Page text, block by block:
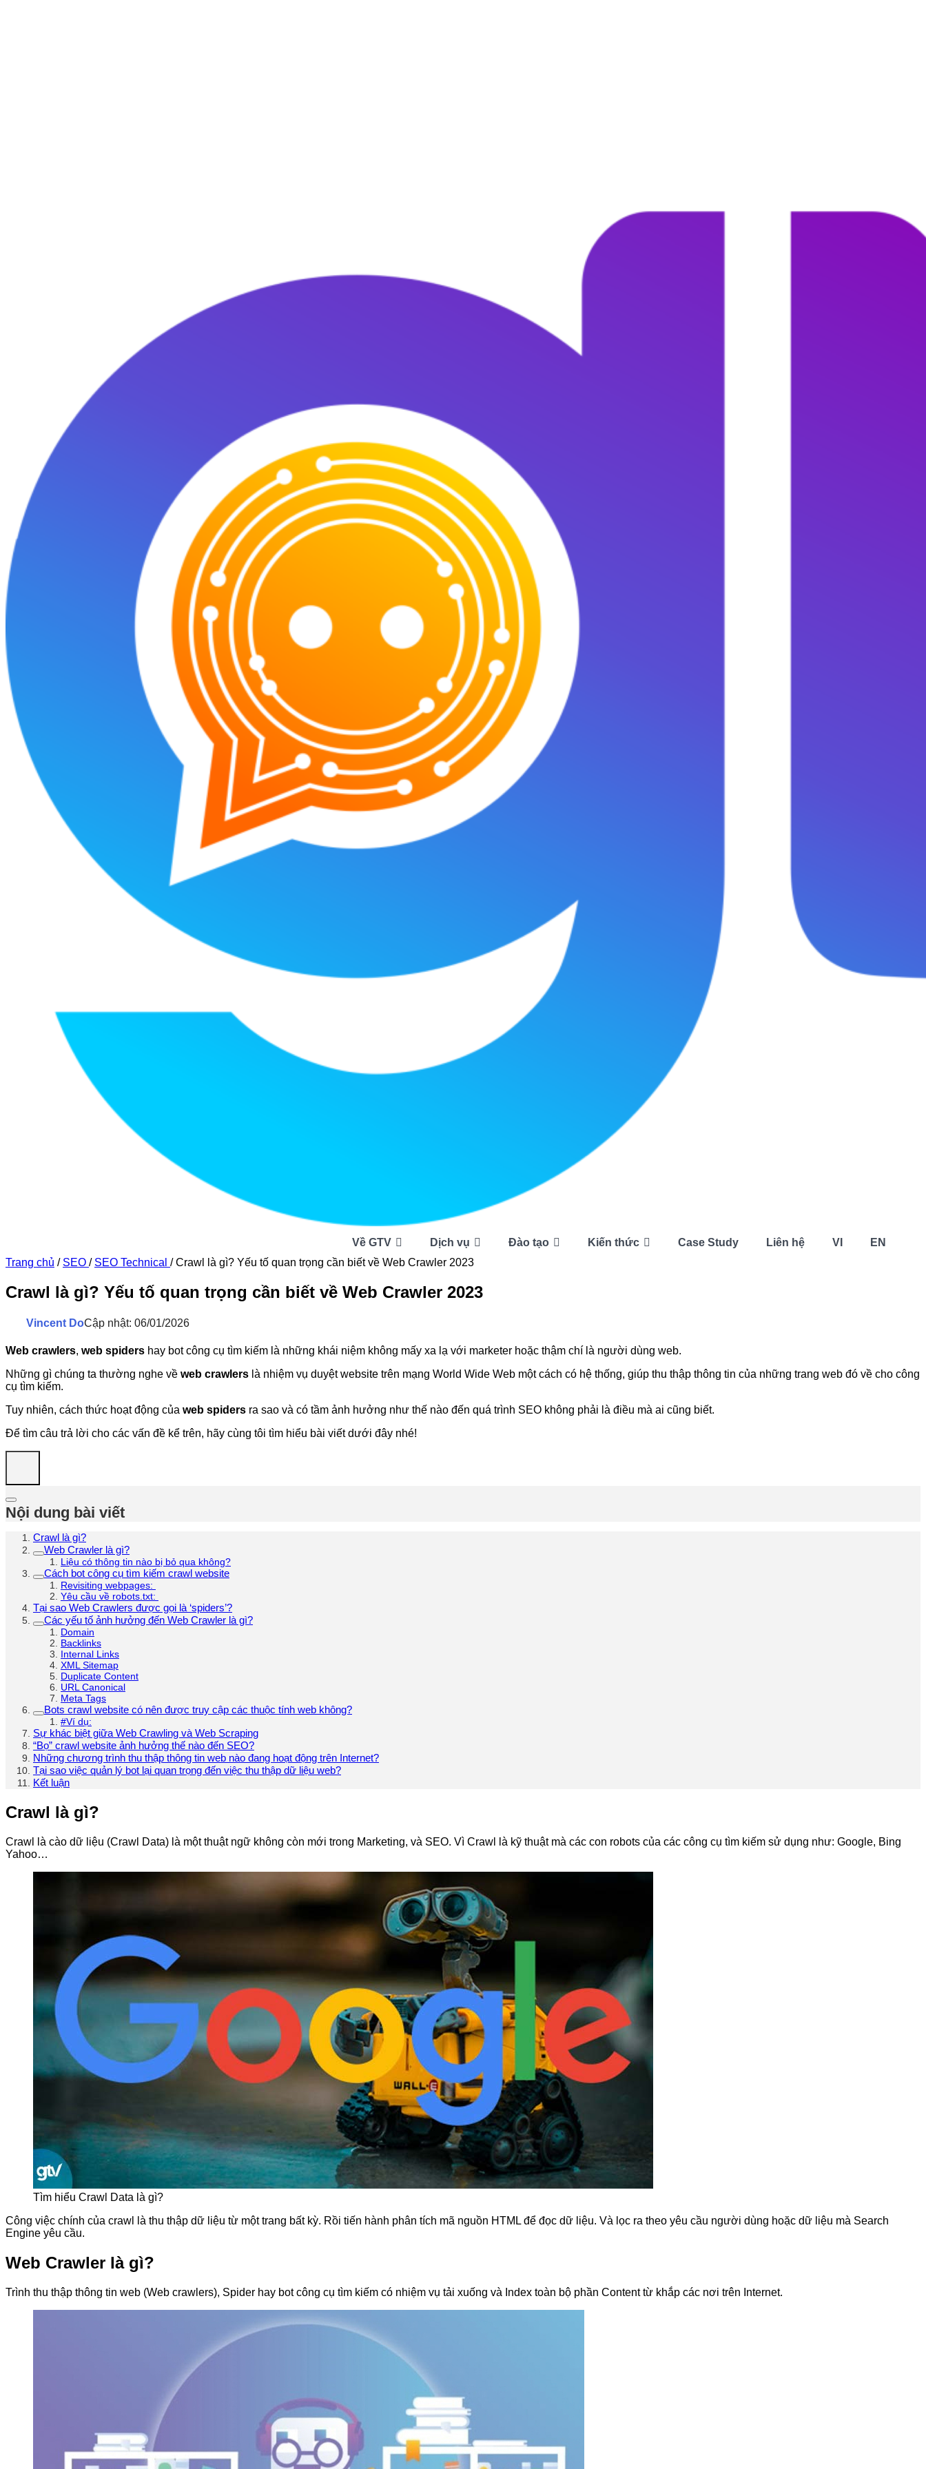
Về GTV Dịch vụ Đào tạo Kiến thức Case Study Liên hệ VI
EN
Trang chủ / SEO / SEO Technical / Crawl là gì? Yếu tố quan trọng cần biết về Web Crawler 2023
Crawl là gì? Yếu tố quan trọng cần biết về Web Crawler 2023
Vincent DoCập nhật: 06/01/2026
Web crawlers, web spiders hay bot công cụ tìm kiếm là những khái niệm không mấy xa lạ với marketer hoặc thậm chí là người dùng web.
Những gì chúng ta thường nghe về web crawlers là nhiệm vụ duyệt website trên mạng World Wide Web một cách có hệ thống, giúp thu thập thông tin của những trang web đó về cho công
cụ tìm kiếm.
Tuy nhiên, cách thức hoạt động của web spiders ra sao và có tầm ảnh hưởng như thế nào đến quá trình SEO không phải là điều mà ai cũng biết.
Để tìm câu trả lời cho các vấn đề kể trên, hãy cùng tôi tìm hiểu bài viết dưới đây nhé!
Nội dung bài viết
Crawl là gì?
Web Crawler là gì?
Liệu có thông tin nào bị bỏ qua không?
Cách bot công cụ tìm kiếm crawl website
Revisiting webpages:
Yêu cầu về robots.txt:
Tại sao Web Crawlers được gọi là ‘spiders’?
Các yếu tố ảnh hưởng đến Web Crawler là gì?
Domain
Backlinks
Internal Links
XML Sitemap
Duplicate Content
URL Canonical
Meta Tags
Bots crawl website có nên được truy cập các thuộc tính web không?
#Ví dụ:
Sự khác biệt giữa Web Crawling và Web Scraping
“Bọ” crawl website ảnh hưởng thế nào đến SEO?
Những chương trình thu thập thông tin web nào đang hoạt động trên Internet?
Tại sao việc quản lý bot lại quan trọng đến việc thu thập dữ liệu web?
Kết luận
Crawl là gì?
Crawl là cào dữ liệu (Crawl Data) là một thuật ngữ không còn mới trong Marketing, và SEO. Vì Crawl là kỹ thuật mà các con robots của các công cụ tìm kiếm sử dụng như: Google, Bing
Yahoo…
Tìm hiểu Crawl Data là gì?
Công việc chính của crawl là thu thập dữ liệu từ một trang bất kỳ. Rồi tiến hành phân tích mã nguồn HTML để đọc dữ liệu. Và lọc ra theo yêu cầu người dùng hoặc dữ liệu mà Search
Engine yêu cầu.
Web Crawler là gì?
Trình thu thập thông tin web (Web crawlers), Spider hay bot công cụ tìm kiếm có nhiệm vụ tải xuống và Index toàn bộ phần Content từ khắp các nơi trên Internet.